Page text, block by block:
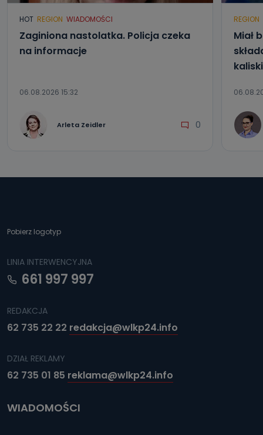
HOT REGION WIADOMOŚCI
Zaginiona nastolatka. Policja czeka
na informacje
06.08.2026 15:32
Arleta Zeidler 0
REGION
Miał
Pobierz logotyp
LINIA INTERWENCYJNA
661 997 997
REDAKCJA
62 735 22 22 redakcja@wlkp24.info
DZIAŁ REKLAMY
62 735 01 85 reklama@wlkp24.info
WIADOMOŚCI